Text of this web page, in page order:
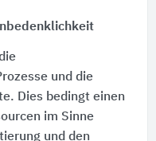
und die
Dies bedingt einen
im Sinne
und den